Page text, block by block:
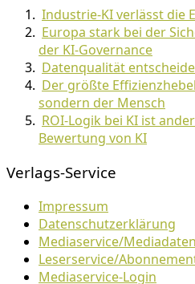
Industrie-KI verlässt die
Europa stark bei der
der KI-Governance
Datenqualität
Der größte
sondern der Mensch
ROI-Logik bei KI ist
Bewertung von KI
Verlags-Service
Impressum
Datenschutzerklärung
Mediaservice/Mediadaten
Leserservice/
Mediaservice-Login